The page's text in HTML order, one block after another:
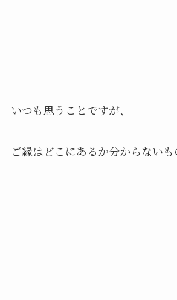
いつも思うことですが、
ご縁はどこにあるか分からないも